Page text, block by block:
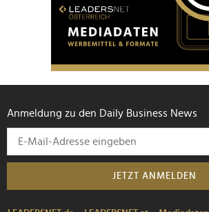
Anmeldung zu den Daily Business News
JETZT ANMELDEN